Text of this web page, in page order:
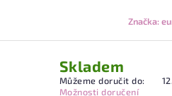
Značka:
Skladem
Můžeme doručit do:
Možnosti doručení